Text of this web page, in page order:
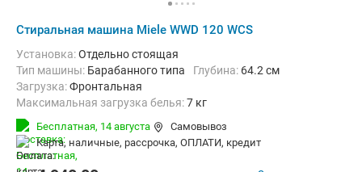
Стиральная машина Miele WWD 120 WCS
Установка:Отдельно стоящая
Тип машины: Барабанного типа Глубина: 64.2 см
загрузка:Фронтальная
Максимальная загрузка белья:7 кг
Количество программ:
Материал бака:
Нерж. сталь
Дополнительные функции:
Выбор скорости отжима, Звуковой
Безопасность:Защита от детей
Бесплатная, 14 августа
Самовывоз
карта, наличные, рассрочка, ОПЛАТИ, кредит